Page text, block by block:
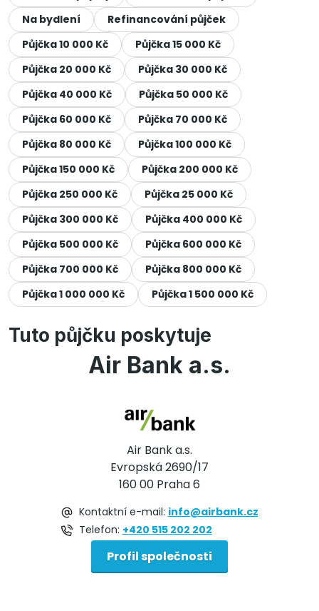
Na bydlení
Refinancování půjček
Půjčka 10 000 Kč
Půjčka 15 000 Kč
Půjčka 20 000 Kč
Půjčka 30 000 Kč
Půjčka 40 000 Kč
Půjčka 50 000 Kč
Půjčka 60 000 Kč
Půjčka 70 000 Kč
Půjčka 80 000 Kč
Půjčka 100 000 Kč
Půjčka 150 000 Kč
Půjčka 200 000 Kč
Půjčka 250 000 Kč
Půjčka 25 000 Kč
Půjčka 300 000 Kč
Půjčka 400 000 Kč
Půjčka 500 000 Kč
Půjčka 600 000 Kč
Půjčka 700 000 Kč
Půjčka 800 000 Kč
Půjčka 1 000 000 Kč
Půjčka 1 500 000 Kč
Tuto půjčku poskytuje
Air Bank a.s.
Air Bank a.s.
Evropská 2690/17
160 00 Praha 6
Kontaktní e-mail: info@airbank.cz
Telefon: +420 515 202 202
Profil společnosti